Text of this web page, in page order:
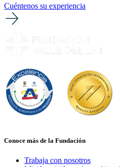
Cuéntenos su experiencia
Conoce más de la Fundación
Trabaja con nosotros